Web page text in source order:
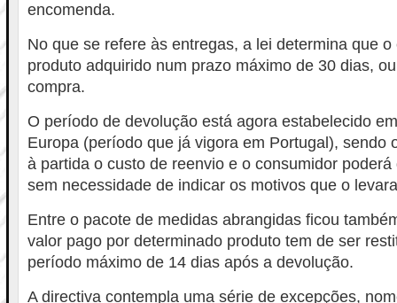
encomenda.
No que se refere às entregas, a lei determina que
produto adquirido num prazo máximo de 30 dias,
compra.
O período de devolução está agora estabelecido
Europa (período que já vigora em Portugal), sendo
à partida o custo de reenvio e o consumidor
sem necessidade de indicar os motivos que o
Entre o pacote de medidas abrangidas ficou
valor pago por determinado produto tem de ser
período máximo de 14 dias após a devolução.
A directiva contempla uma série de excepções,